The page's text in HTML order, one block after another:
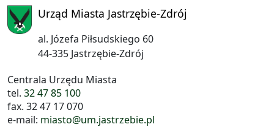
Urząd Miasta Jastrzębie-Zdrój
al. Józefa Piłsudskiego 60
44-335 Jastrzębie-Zdrój
Centrala Urzędu Miasta
tel. 32 47 85 100
fax. 32 47 17 070
e-mail: miasto@um.jastrzebie.pl